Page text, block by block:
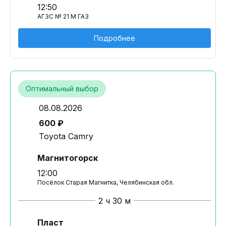
12:50
АГЗС № 21 М ГАЗ
Подробнее
Оптимальный выбор
08.08.2026
600 ₽
Toyota Camry
Магнитогорск
12:00
Посёлок Старая Магнитка, Челябинская обл.
2 ч 30 м
Пласт